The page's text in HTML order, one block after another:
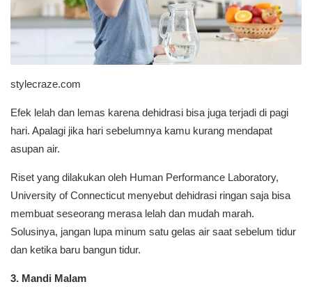
stylecraze.com
Efek lelah dan lemas karena dehidrasi bisa juga terjadi di pagi
hari. Apalagi jika hari sebelumnya kamu kurang mendapat
asupan air.
Riset yang dilakukan oleh Human Performance Laboratory,
University of Connecticut menyebut dehidrasi ringan saja bisa
membuat seseorang merasa lelah dan mudah marah.
Solusinya, jangan lupa minum satu gelas air saat sebelum tidur
dan ketika baru bangun tidur.
3. Mandi Malam